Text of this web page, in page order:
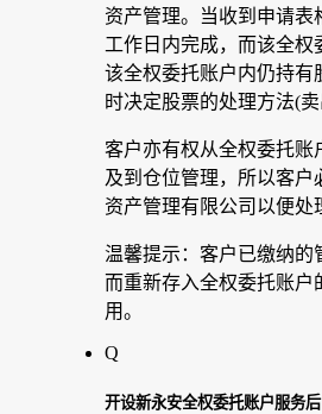
资产管理。当收到申请
工作日内完成，而该全
该全权委托账户内仍持有
时决定股票的处理方法(
客户亦有权从全权委托账
及到仓位管理，所以客
资产管理有限公司以便处
温馨提示：客户已缴纳的
而重新存入全权委托账户
用。
Q
开设新永安全权委托账户服务